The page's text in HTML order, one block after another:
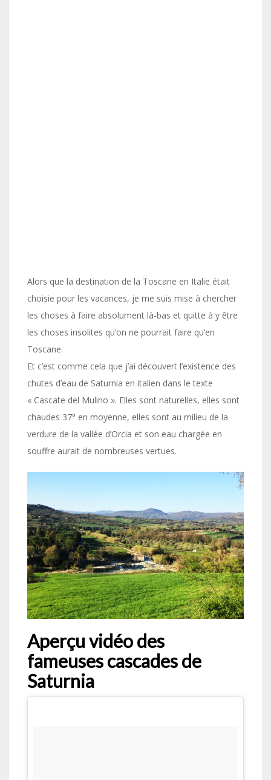
Alors que la destination de la Toscane en Italie était
choisie pour les vacances, je me suis mise à chercher
les choses à faire absolument là-bas et quitte à y être
les choses insolites qu’on ne pourrait faire qu’en
Toscane.
Et c’est comme cela que j’ai découvert l’existence des
chutes d’eau de Saturnia en italien dans le texte
« Cascate del Mulino ». Elles sont naturelles, elles sont
chaudes 37° en moyenne, elles sont au milieu de la
verdure de la vallée d’Orcia et son eau chargée en
souffre aurait de nombreuses vertues.
Aperçu vidéo des
fameuses cascades de
Saturnia